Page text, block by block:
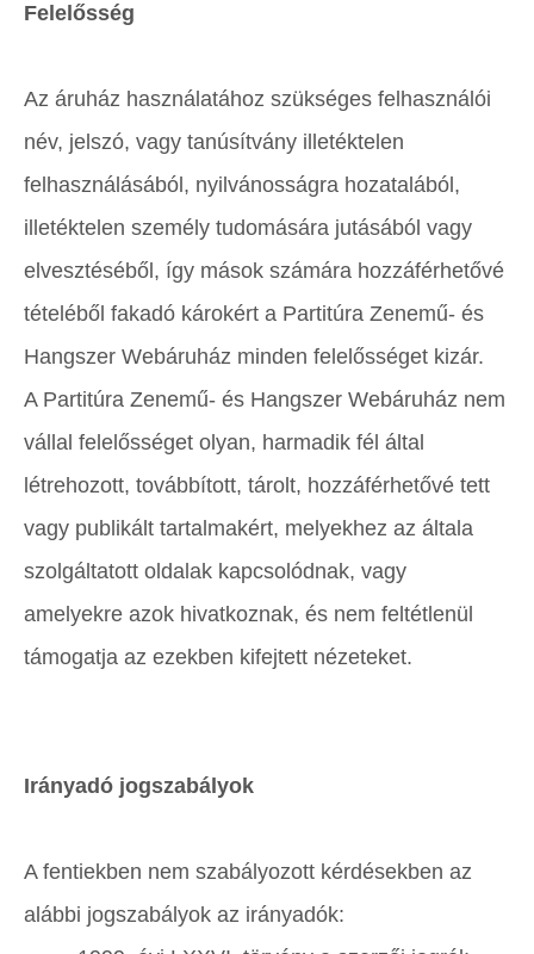
Felelősség
Az áruház használatához szükséges felhasználói
név, jelszó, vagy tanúsítvány illetéktelen
felhasználásából, nyilvánosságra hozatalából,
illetéktelen személy tudomására jutásából vagy
elvesztéséből, így mások számára hozzáférhetővé
tételéből fakadó károkért a Partitúra Zenemű- és
Hangszer Webáruház minden felelősséget kizár.
A Partitúra Zenemű- és Hangszer Webáruház nem
vállal felelősséget olyan, harmadik fél által
létrehozott, továbbított, tárolt, hozzáférhetővé tett
vagy publikált tartalmakért, melyekhez az általa
szolgáltatott oldalak kapcsolódnak, vagy
amelyekre azok hivatkoznak, és nem feltétlenül
támogatja az ezekben kifejtett nézeteket.
Irányadó jogszabályok
A fentiekben nem szabályozott kérdésekben az
alábbi jogszabályok az irányadók: